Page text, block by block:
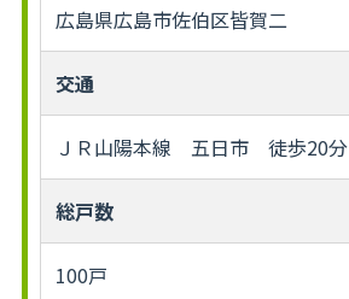
広島県広島市佐伯区皆賀二
交通
ＪＲ山陽本線 五日市 徒歩20分
総戸数
100戸